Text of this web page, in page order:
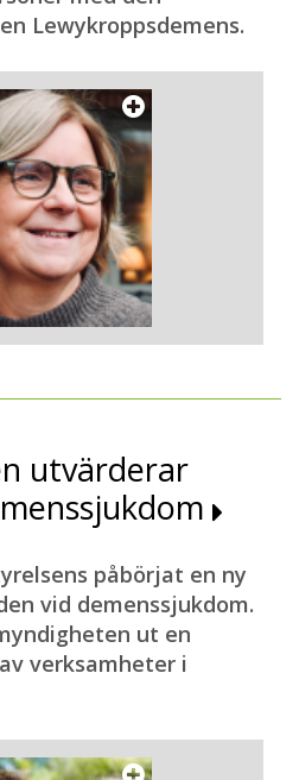
Lewykroppsdemens.
utvärderar
påbörjat en ny
vid demenssjukdom.
ut en
verksamheter i